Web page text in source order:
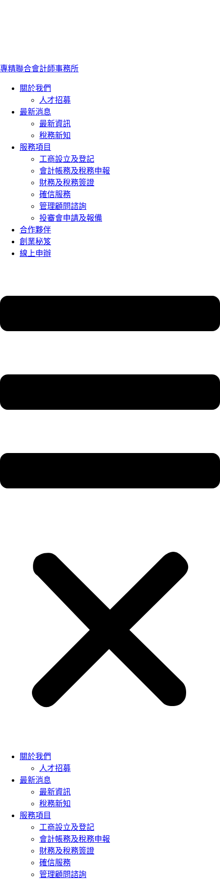
專精聯合會計師事務所
關於我們
人才招募
最新消息
最新資訊
稅務新知
服務項目
工商設立及登記
會計帳務及稅務申報
財務及稅務簽證
確信服務
管理顧問諮詢
投審會申請及報備
合作夥伴
創業秘笈
線上申辦
關於我們
人才招募
最新消息
最新資訊
稅務新知
服務項目
工商設立及登記
會計帳務及稅務申報
財務及稅務簽證
確信服務
管理顧問諮詢